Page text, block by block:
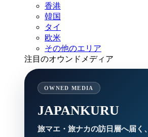
香港
韓国
タイ
欧米
その他のエリア
注目のオウンドメディア
OWNED MEDIA
JAPANKURU
旅マエ・旅ナカの訪日層へ届く、